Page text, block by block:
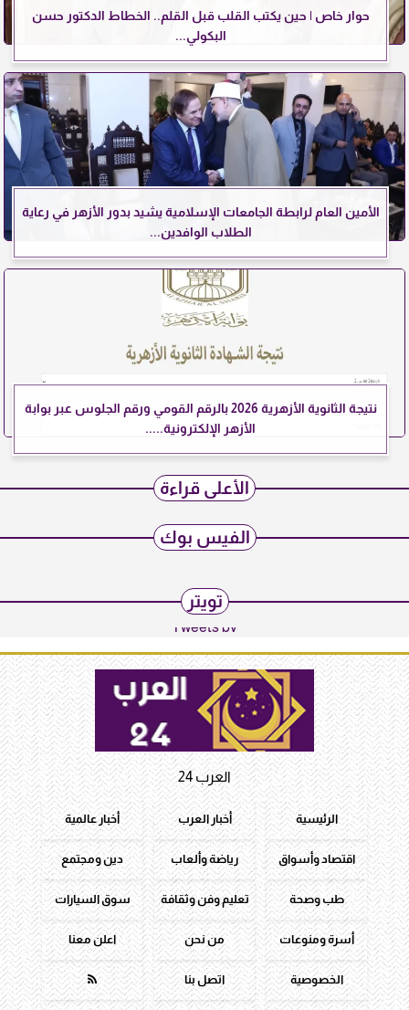
حوار خاص | حين يكتب القلب قبل القلم.. الخطاط الدكتور حسن
البكولي...
الأمين العام لرابطة الجامعات الإسلامية يشيد بدور الأزهر في رعاية
الطلاب الوافدين...
نتيجة الثانوية الأزهرية 2026 بالرقم القومي ورقم الجلوس عبر بوابة
الأزهر الإلكترونية.....
الأعلى قراءة
الفيس بوك
تويتر
Tweets by
العرب 24
الرئيسية أخبار العرب أخبار عالمية
اقتصاد وأسواق رياضة وألعاب دين ومجتمع
طب وصحة تعليم وفن وثقافة سوق السيارات
أسرة ومنوعات من نحن اعلن معنا
الخصوصية اتصل بنا 